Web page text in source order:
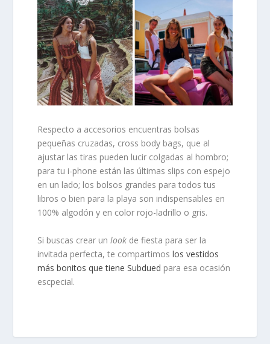
Respecto a accesorios encuentras bolsas
pequeñas cruzadas, cross body bags, que al
ajustar las tiras pueden lucir colgadas al hombro;
para tu i-phone están las últimas slips con espejo
en un lado; los bolsos grandes para todos tus
libros o bien para la playa son indispensables en
100% algodón y en color rojo-ladrillo o gris.
Si buscas crear unlook de fiesta para ser la
invitada perfecta, te compartimoslos vestidos
más bonitos que tiene Subdued para esa ocasión
escpecial.